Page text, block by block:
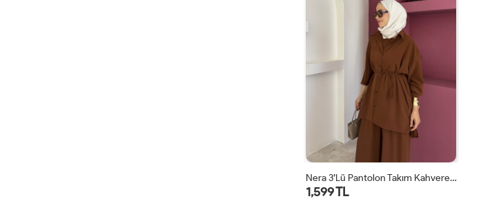
Nera 3’lü Pantolon Takım Kahverengi
1,599 TL